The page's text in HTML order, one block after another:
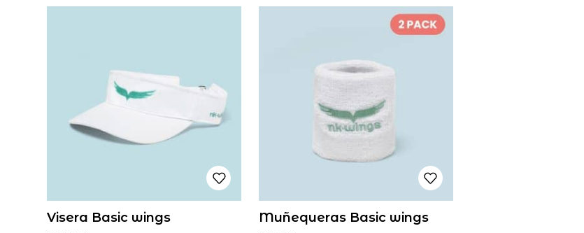
Visera Basic wings Muñequeras Basic wings